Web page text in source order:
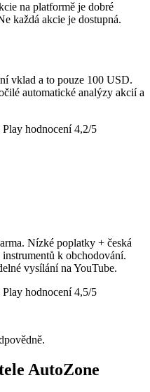
na platformě je dobré
každá akcie je dostupná.
vklad a to pouze 100 USD.
automatické analýzy akcií a
hodnocení 4,2/5
Nízké poplatky + česká
k obchodování.
vysílání na YouTube.
hodnocení 4,5/5
AutoZone